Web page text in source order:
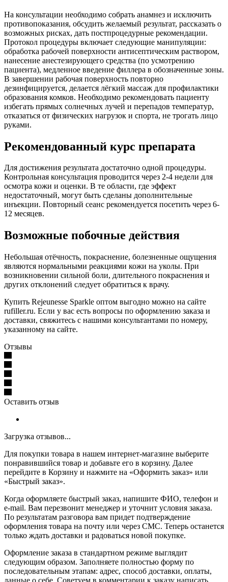
На консультации необходимо собрать анамнез и исключить
противопоказания, обсудить желаемый результат, рассказать о
возможных рисках, дать постпроцедурные рекомендации.
Протокол процедуры включает следующие манипуляции:
обработка рабочей поверхности антисептическим раствором,
нанесение анестезирующего средства (по усмотрению
пациента), медленное введение филлера в обозначенные зоны.
В завершении рабочая поверхность повторно
дезинфицируется, делается лёгкий массаж для профилактики
образования комков. Необходимо рекомендовать пациенту
избегать прямых солнечных лучей и перепадов температур,
отказаться от физических нагрузок и спорта, не трогать лицо
руками.
Рекомендованный курс препарата
Для достижения результата достаточно одной процедуры.
Контрольная консультация проводится через 2-4 недели для
осмотра кожи и оценки. В те области, где эффект
недостаточный, могут быть сделаны дополнительные
инъекции. Повторный сеанс рекомендуется посетить через 6-
12 месяцев.
Возможные побочные действия
Небольшая отёчность, покраснение, болезненные ощущения
являются нормальными реакциями кожи на уколы. При
возникновении сильной боли, длительного покраснения и
других отклонений следует обратиться к врачу.
Купить Rejeunesse Sparkle оптом выгодно можно на сайте
rufiller.ru. Если у вас есть вопросы по оформлению заказа и
доставки, свяжитесь с нашими консультантами по номеру,
указанному на сайте.
Отзывы
Оставить отзыв
Загрузка отзывов...
Для покупки товара в нашем интернет-магазине выберите
понравившийся товар и добавьте его в корзину. Далее
перейдите в Корзину и нажмите на «Оформить заказ» или
«Быстрый заказ».
Когда оформляете быстрый заказ, напишите ФИО, телефон и
e-mail. Вам перезвонит менеджер и уточнит условия заказа.
По результатам разговора вам придет подтверждение
оформления товара на почту или через СМС. Теперь останется
только ждать доставки и радоваться новой покупке.
Оформление заказа в стандартном режиме выглядит
следующим образом. Заполняете полностью форму по
последовательным этапам: адрес, способ доставки, оплаты,